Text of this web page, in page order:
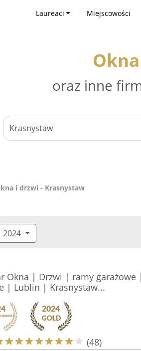
Laureaci Miejscowości
oraz inne
i drzwi - Krasnystaw
2024
Okna | Drzwi | ramy garażowe
| Lublin | Krasnystaw...
(48)